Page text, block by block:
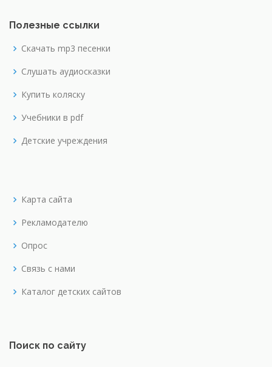
Полезные ссылки
Скачать mp3 песенки
Слушать аудиосказки
Купить коляску
Учебники в pdf
Детские учреждения
Карта сайта
Рекламодателю
Опрос
Связь с нами
Каталог детских сайтов
Поиск по сайту